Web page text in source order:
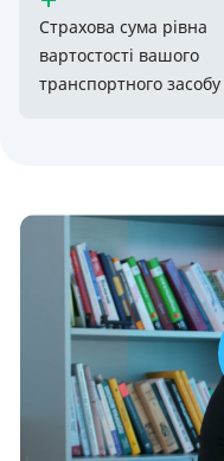
Страхова сума рівна
вартостості вашого
транспортного засобу